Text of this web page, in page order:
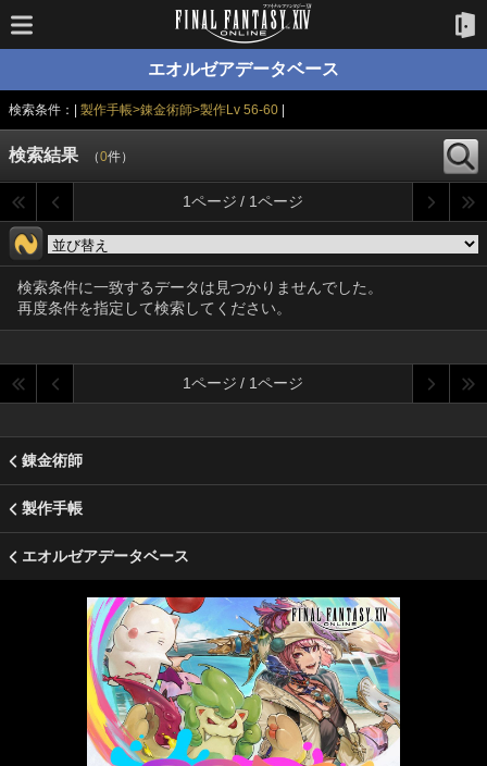
エオルゼアデータベース
検索条件：| 製作手帳>錬金術師>製作Lv 56-60|
検索結果 （0件）
1ページ / 1ページ
検索条件に一致するデータは見つかりませんでした。
再度条件を指定して検索してください。
1ページ / 1ページ
錬金術師
製作手帳
エオルゼアデータベース